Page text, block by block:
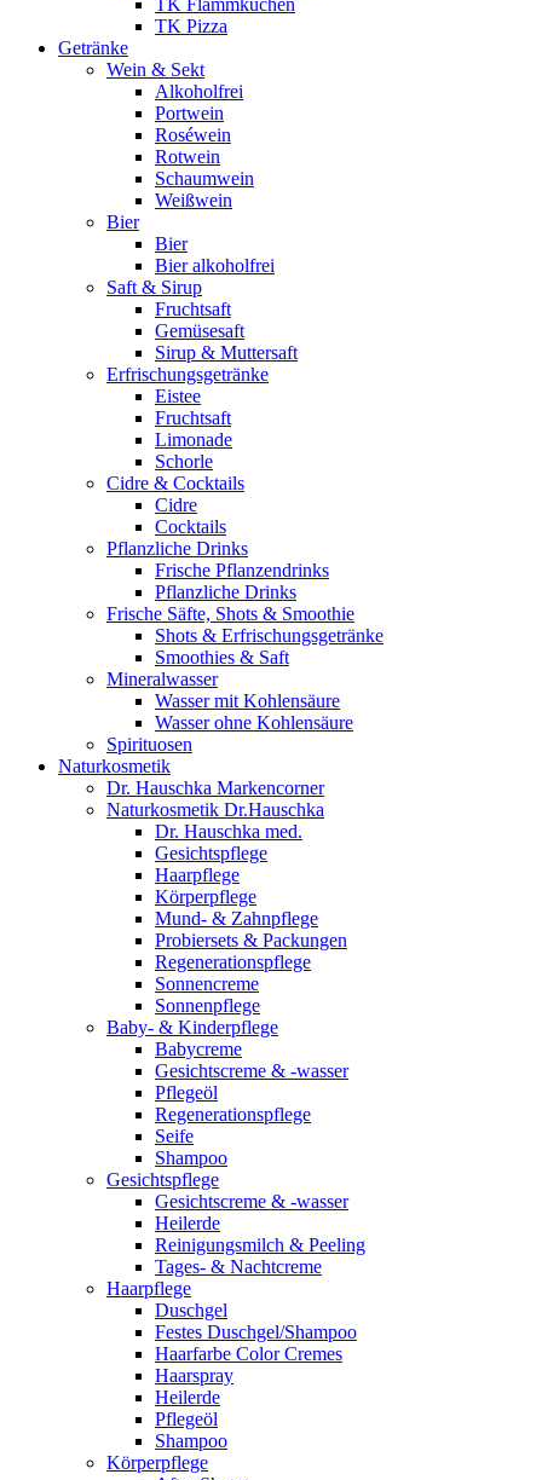
TK Flammkuchen
TK Pizza
Getränke
Wein & Sekt
Alkoholfrei
Portwein
Roséwein
Rotwein
Schaumwein
Weißwein
Bier
Bier
Bier alkoholfrei
Saft & Sirup
Fruchtsaft
Gemüsesaft
Sirup & Muttersaft
Erfrischungsgetränke
Eistee
Fruchtsaft
Limonade
Schorle
Cidre & Cocktails
Cidre
Cocktails
Pflanzliche Drinks
Frische Pflanzendrinks
Pflanzliche Drinks
Frische Säfte, Shots & Smoothie
Shots & Erfrischungsgetränke
Smoothies & Saft
Mineralwasser
Wasser mit Kohlensäure
Wasser ohne Kohlensäure
Spirituosen
Naturkosmetik
Dr. Hauschka Markencorner
Naturkosmetik Dr.Hauschka
Dr. Hauschka med.
Gesichtspflege
Haarpflege
Körperpflege
Mund- & Zahnpflege
Probiersets & Packungen
Regenerationspflege
Sonnencreme
Sonnenpflege
Baby- & Kinderpflege
Babycreme
Gesichtscreme & -wasser
Pflegeöl
Regenerationspflege
Seife
Shampoo
Gesichtspflege
Gesichtscreme & -wasser
Heilerde
Reinigungsmilch & Peeling
Tages- & Nachtcreme
Haarpflege
Duschgel
Festes Duschgel/Shampoo
Haarfarbe Color Cremes
Haarspray
Heilerde
Pflegeöl
Shampoo
Körperpflege